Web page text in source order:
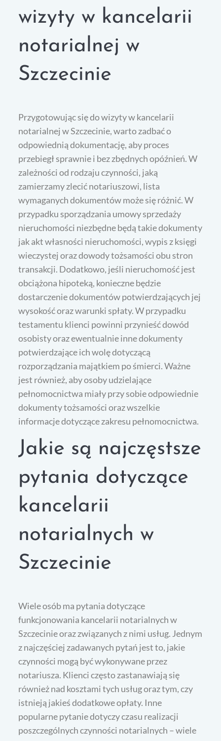
wizyty w kancelarii
notarialnej w
Szczecinie
Przygotowując się do wizyty w kancelarii
notarialnej w Szczecinie, warto zadbać o
odpowiednią dokumentację, aby proces
przebiegł sprawnie i bez zbędnych opóźnień. W
zależności od rodzaju czynności, jaką
zamierzamy zlecić notariuszowi, lista
wymaganych dokumentów może się różnić. W
przypadku sporządzania umowy sprzedaży
nieruchomości niezbędne będą takie dokumenty
jak akt własności nieruchomości, wypis z księgi
wieczystej oraz dowody tożsamości obu stron
transakcji. Dodatkowo, jeśli nieruchomość jest
obciążona hipoteką, konieczne będzie
dostarczenie dokumentów potwierdzających jej
wysokość oraz warunki spłaty. W przypadku
testamentu klienci powinni przynieść dowód
osobisty oraz ewentualnie inne dokumenty
potwierdzające ich wolę dotyczącą
rozporządzania majątkiem po śmierci. Ważne
jest również, aby osoby udzielające
pełnomocnictwa miały przy sobie odpowiednie
dokumenty tożsamości oraz wszelkie
informacje dotyczące zakresu pełnomocnictwa.
Jakie są najczęstsze
pytania dotyczące
kancelarii
notarialnych w
Szczecinie
Wiele osób ma pytania dotyczące
funkcjonowania kancelarii notarialnych w
Szczecinie oraz związanych z nimi usług. Jednym
z najczęściej zadawanych pytań jest to, jakie
czynności mogą być wykonywane przez
notariusza. Klienci często zastanawiają się
również nad kosztami tych usług oraz tym, czy
istnieją jakieś dodatkowe opłaty. Inne
popularne pytanie dotyczy czasu realizacji
poszczególnych czynności notarialnych – wiele